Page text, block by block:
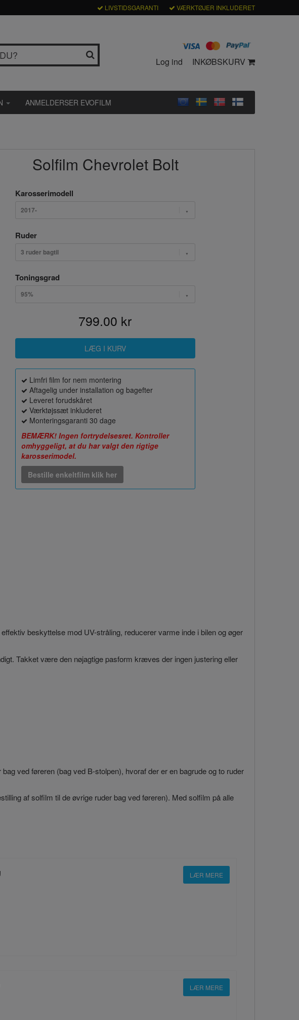
LIVSTIDSGARANTI VÆRKTØJER INKLUDERET
Log ind INKØBSKURV
ANMELDERSER EVOFILM
Solfilm Chevrolet Bolt
Karosserimodell
2017-
Ruder
3 ruder bagtil
Toningsgrad
95%
799.00 kr
Limfri film for nem montering
Aftagelig under installation og bagefter
Leveret forudskåret
Værktøjssæt inkluderet
Monteringsgaranti 30 dage
BEMÆRK! Ingen fortrydelsesret. Kontroller
omhyggeligt, at du har valgt den rigtige
karosserimodel.
Bestille enkeltfilm klik her
beskyttelse mod UV-stråling, reducerer varme inde i bilen og øger
Takket være den nøjagtige pasform kræves der ingen justering eller
ved føreren (bag ved B-stolpen), hvoraf der er en bagrude og to ruder
af solfilm til de øvrige ruder bag ved føreren). Med solfilm på alle
LÆR MERE
LÆR MERE